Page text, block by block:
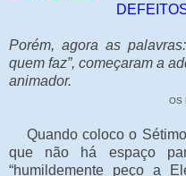
Porém, agora as
quem faz”, começaram a
animador.
OS
Quando coloco o
que não há espaço
“humildemente peço a